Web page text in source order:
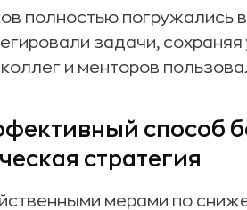
полностью
задачи,
и менторов
способ
стратегия
мерами по